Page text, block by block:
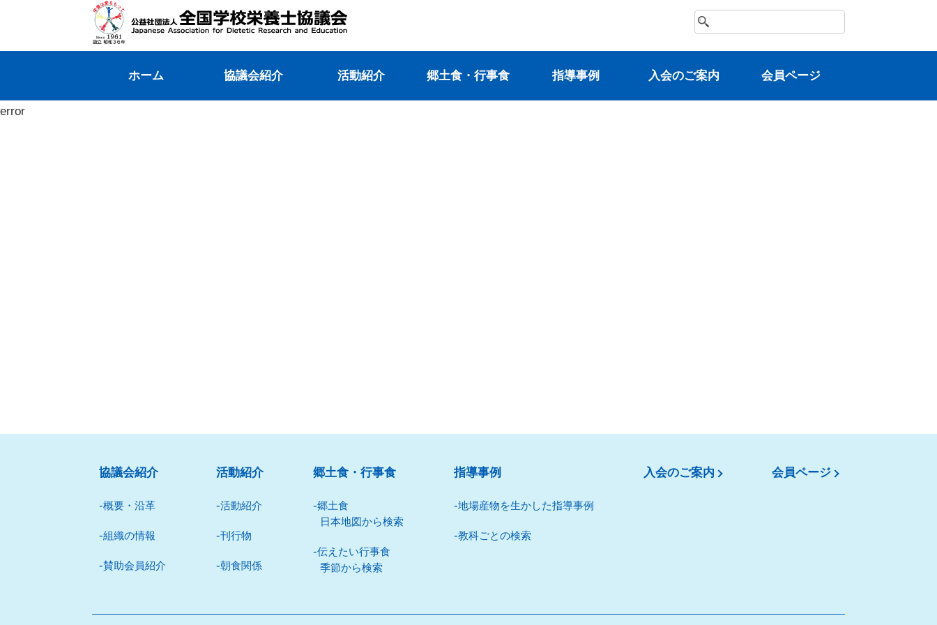
ホーム 協議会紹介 活動紹介 郷⼟⾷・⾏事⾷ 指導事例 ⼊会のご案内 会員ページ
error
協議会紹介
概要・沿革
組織の情報
賛助会員紹介
活動紹介
活動紹介
刊⾏物
朝⾷関係
郷⼟⾷・⾏事⾷
郷⼟⾷
⽇本地図から検索
伝えたい⾏事⾷
季節から検索
指導事例
地場産物を⽣かした指導事例
教科ごとの検索
入会のご案内 会員ページ